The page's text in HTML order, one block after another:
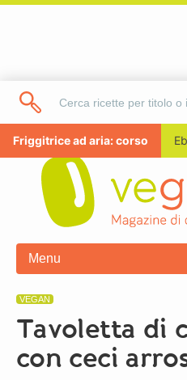
Friggitrice ad aria: corso
Menu
VEGAN
Tavoletta di
con ceci